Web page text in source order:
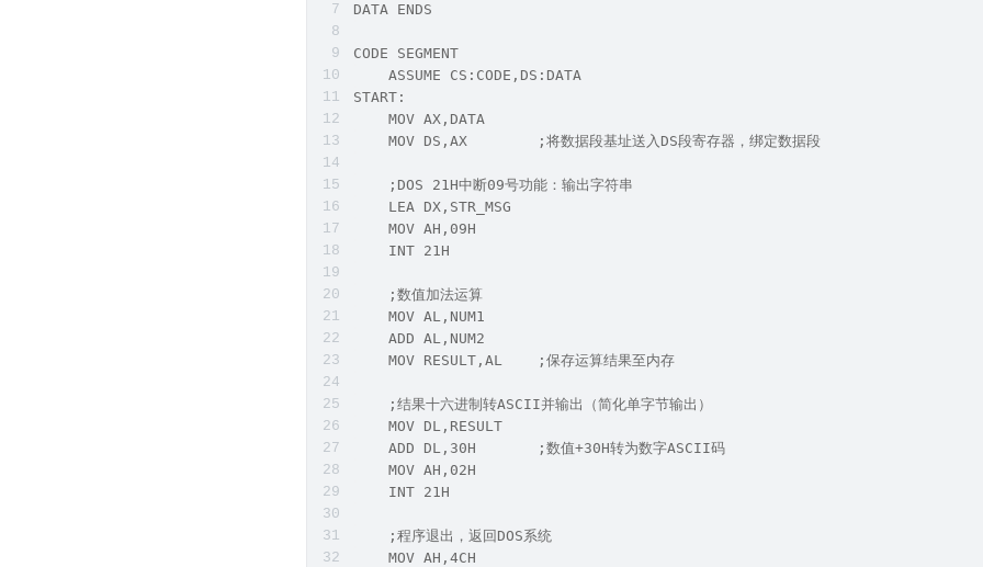
DATA ENDS
CODE SEGMENT
    ASSUME CS:CODE,DS:DATA
START:
    MOV AX,DATA
    MOV DS,AX        ;将数据段基址送入DS段寄存器，绑定数据段
    ;DOS 21H中断09号功能：输出字符串
    LEA DX,STR_MSG
    MOV AH,09H
    INT 21H
    ;数值加法运算
    MOV AL,NUM1
    ADD AL,NUM2
    MOV RESULT,AL    ;保存运算结果至内存
    ;结果十六进制转ASCII并输出（简化单字节输出）
    MOV DL,RESULT
    ADD DL,30H       ;数值+30H转为数字ASCII码
    MOV AH,02H
    INT 21H
    ;程序退出，返回DOS系统
    MOV AH,4CH